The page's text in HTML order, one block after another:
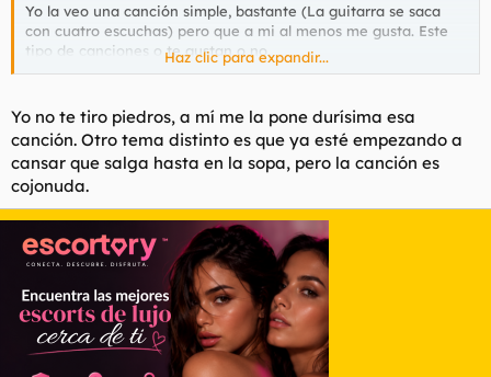
Yo la veo una canción simple, bastante (La guitarra se saca
con cuatro escuchas) pero que a mi al menos me gusta. Este
tipo de canciones o te gustan o no.
Haz clic para expandir...
Yo no te tiro piedros, a mí me la pone durísima esa
canción. Otro tema distinto es que ya esté empezando a
cansar que salga hasta en la sopa, pero la canción es
cojonuda.